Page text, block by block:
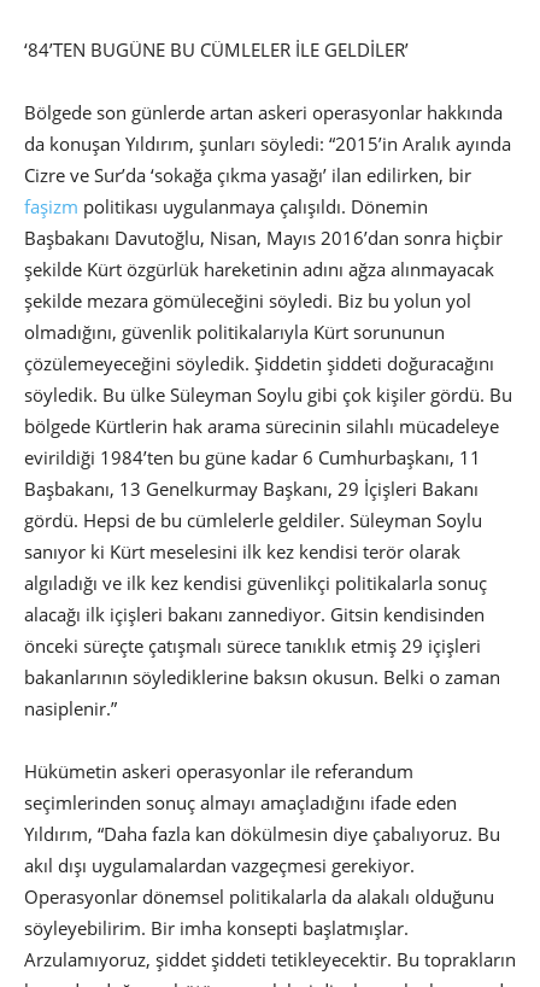
‘84’TEN BUGÜNE BU CÜMLELER İLE GELDİLER’
Bölgede son günlerde artan askeri operasyonlar hakkında
da konuşan Yıldırım, şunları söyledi: “2015’in Aralık ayında
Cizre ve Sur’da ‘sokağa çıkma yasağı’ ilan edilirken, bir
faşizm politikası uygulanmaya çalışıldı. Dönemin
Başbakanı Davutoğlu, Nisan, Mayıs 2016’dan sonra hiçbir
şekilde Kürt özgürlük hareketinin adını ağza alınmayacak
şekilde mezara gömüleceğini söyledi. Biz bu yolun yol
olmadığını, güvenlik politikalarıyla Kürt sorununun
çözülemeyeceğini söyledik. Şiddetin şiddeti doğuracağını
söyledik. Bu ülke Süleyman Soylu gibi çok kişiler gördü. Bu
bölgede Kürtlerin hak arama sürecinin silahlı mücadeleye
evirildiği 1984’ten bu güne kadar 6 Cumhurbaşkanı, 11
Başbakanı, 13 Genelkurmay Başkanı, 29 İçişleri Bakanı
gördü. Hepsi de bu cümlelerle geldiler. Süleyman Soylu
sanıyor ki Kürt meselesini ilk kez kendisi terör olarak
algıladığı ve ilk kez kendisi güvenlikçi politikalarla sonuç
alacağı ilk içişleri bakanı zannediyor. Gitsin kendisinden
önceki süreçte çatışmalı sürece tanıklık etmiş 29 içişleri
bakanlarının söylediklerine baksın okusun. Belki o zaman
nasiplenir.”
Hükümetin askeri operasyonlar ile referandum
seçimlerinden sonuç almayı amaçladığını ifade eden
Yıldırım, “Daha fazla kan dökülmesin diye çabalıyoruz. Bu
akıl dışı uygulamalardan vazgeçmesi gerekiyor.
Operasyonlar dönemsel politikalarla da alakalı olduğunu
söyleyebilirim. Bir imha konsepti başlatmışlar.
Arzulamıyoruz, şiddet şiddeti tetikleyecektir. Bu toprakların